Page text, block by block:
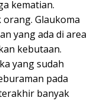
kematian.
Glaukoma
yang ada di area
kebutaan.
yang sudah
pada
banyak